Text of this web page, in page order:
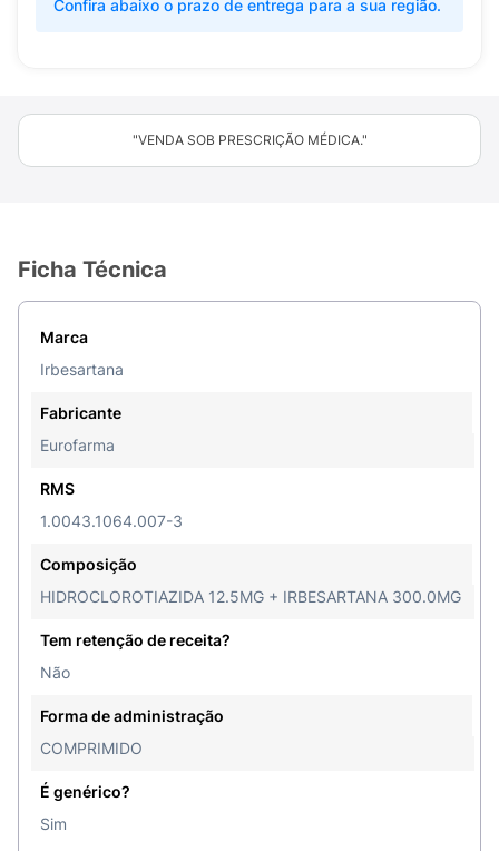
Confira abaixo o prazo de entrega para a sua região.
"VENDA SOB PRESCRIÇÃO MÉDICA."
Ficha Técnica
Marca
Irbesartana
Fabricante
Eurofarma
RMS
1.0043.1064.007-3
Composição
HIDROCLOROTIAZIDA 12.5MG + IRBESARTANA 300.0MG
Tem retenção de receita?
Não
Forma de administração
COMPRIMIDO
É genérico?
Sim